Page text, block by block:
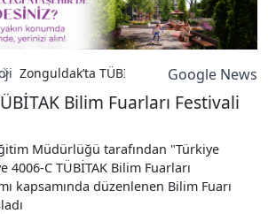
Zonguldak’ta TÜBİTAK Bilim Fuarları
Google News
Bilim Fuarları Festivali
Müdürlüğü tarafından "Türkiye
4006-C TÜBİTAK Bilim Fuarları
kapsamında düzenlenen Bilim Fuarı